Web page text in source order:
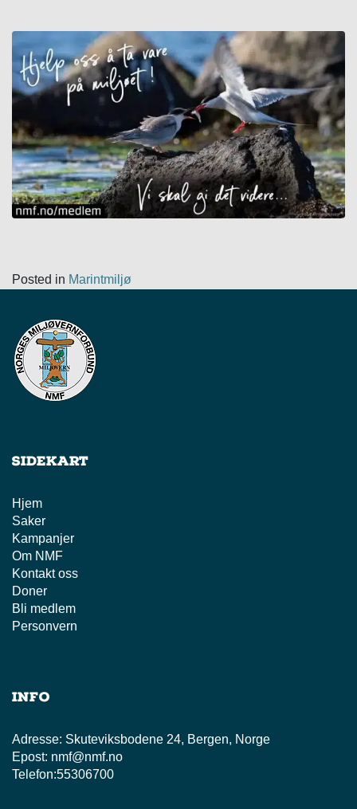
Posted in Marintmiljø
Sidekart
Hjem
Saker
Kampanjer
Om NMF
Kontakt oss
Doner
Bli medlem
Personvern
Info
Adresse: Skuteviksbodene 24, Bergen, Norge
Epost: nmf@nmf.no
Telefon:55306700